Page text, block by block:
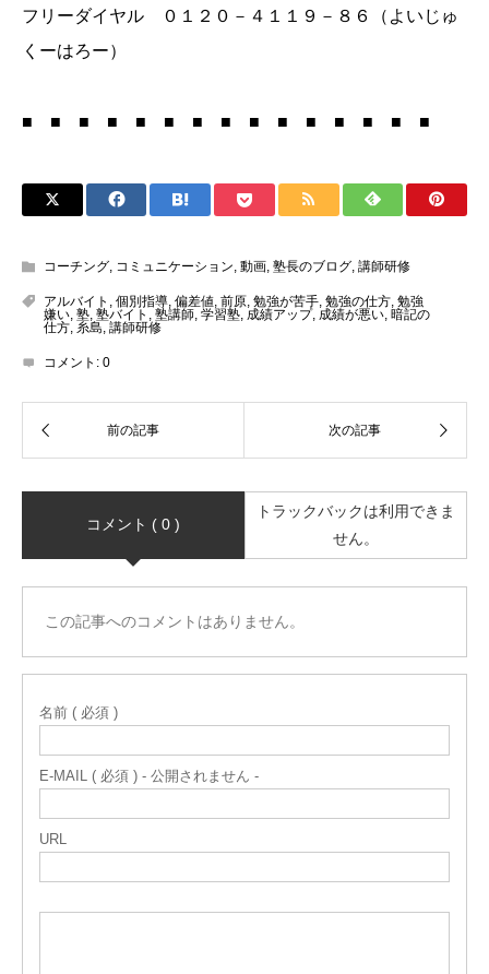
フリーダイヤル ０１２０－４１１９－８６（よいじゅ
くーはろー）
■ ■ ■ ■ ■ ■ ■ ■ ■ ■ ■ ■ ■ ■ ■
コーチング, コミュニケーション, 動画, 塾長のブログ, 講師研修
アルバイト , 個別指導, 偏差値, 前原, 勉強が苦手, 勉強の仕方, 勉強
嫌い, 塾, 塾バイト , 塾講師, 学習塾, 成績アップ, 成績が悪い, 暗記の
仕方, 糸島, 講師研修
コメント: 0
コメント ( 0 )
トラックバックは利用できま
せん。
この記事へのコメントはありません。
名前 ( 必須 )
E-MAIL ( 必須 ) - 公開されません -
URL